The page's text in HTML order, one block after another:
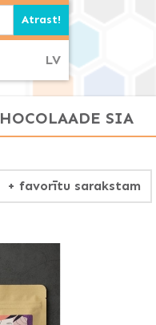
LV
SIA
+ favorītu sarakstam